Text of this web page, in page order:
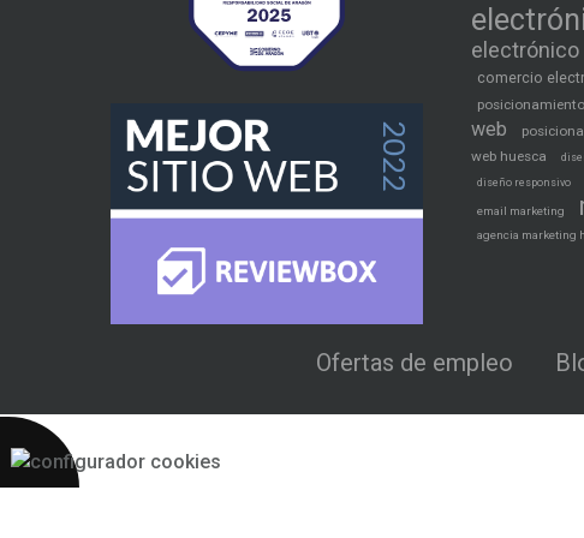
electrónico
comercio
web
web huesca
diseño responsivo
email marketing
agencia marketing
Ofertas de empleo